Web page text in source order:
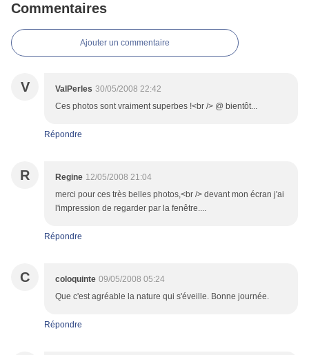
Commentaires
Ajouter un commentaire
V ValPerles 30/05/2008 22:42
Ces photos sont vraiment superbes !<br /> @ bientôt...
Répondre
R Regine 12/05/2008 21:04
merci pour ces très belles photos,<br /> devant mon écran j'ai
l'impression de regarder par la fenêtre....
Répondre
C coloquinte 09/05/2008 05:24
Que c'est agréable la nature qui s'éveille. Bonne journée.
Répondre